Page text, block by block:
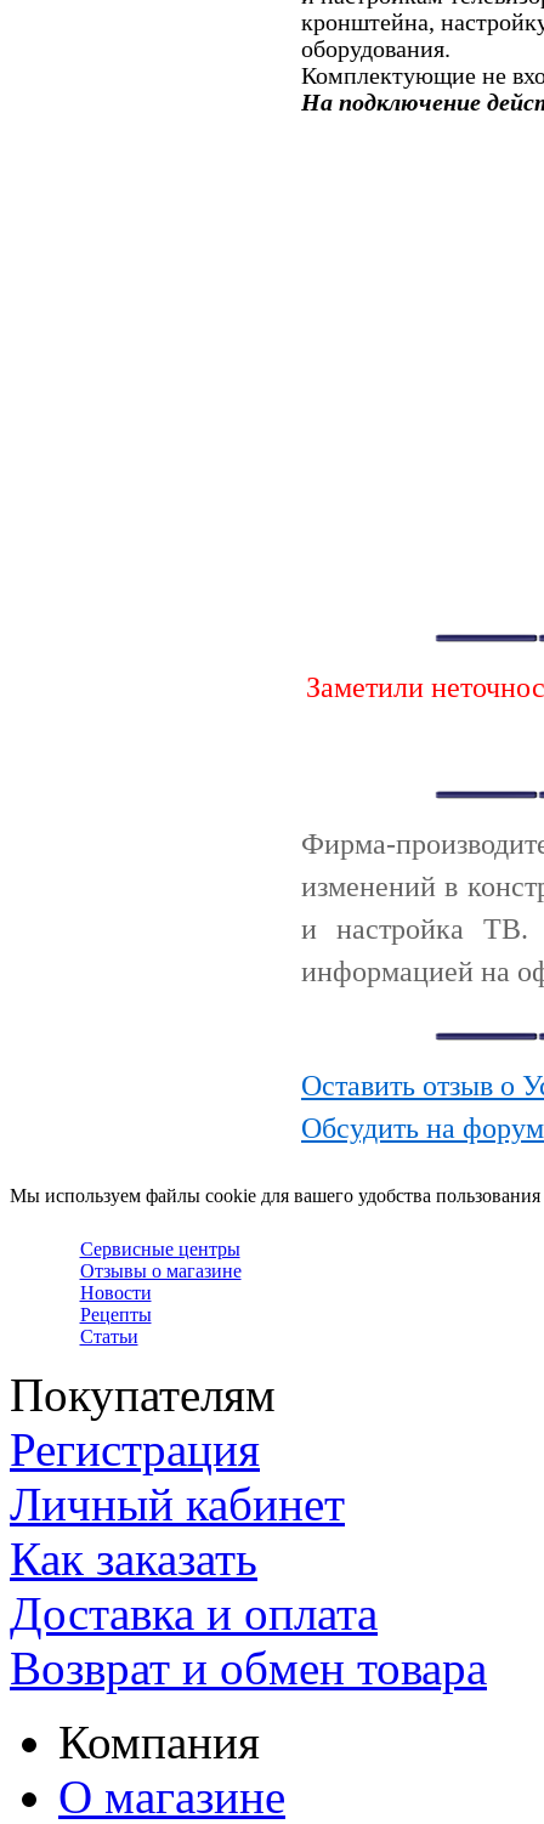
кронштейна,
оборудования.
Комплектующие не
На подключение
Заметили
Фирма-
изменений в
и настройка ТВ.
информацией на
Оставить отзыв о
Обсудить на
Мы используем файлы cookie для вашего удобства
Сервисные центры
Отзывы о магазине
Новости
Рецепты
Статьи
Покупателям
Регистрация
Личный кабинет
Как заказать
Доставка и оплата
Возврат и обмен товара
Компания
О магазине